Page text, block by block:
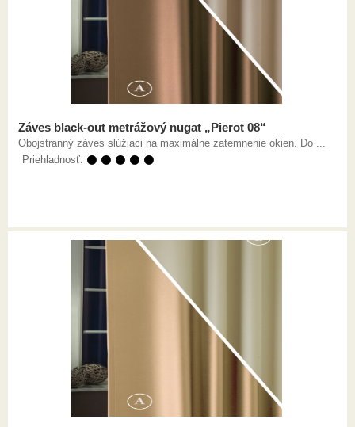
Záves black-out metrážový nugat „Pierot 08“
Obojstranný záves slúžiaci na maximálne zatemnenie okien. Do ...
Priehladnosť: ⚫ ⚫ ⚫ ⚫ ⚫